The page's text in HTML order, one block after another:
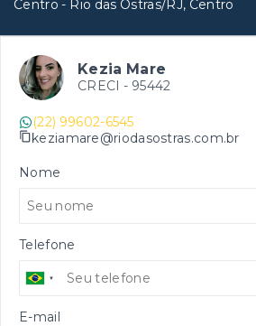
Centro - Rio das Ostras/RJ, Centro
Kezia Mare
CRECI - 95442
(22) 99602-6545
keziamare@riodasostras.com.br
Nome
Telefone
E-mail